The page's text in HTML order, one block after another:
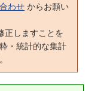
わせ からお願い
正しますことを
・統計的な集計